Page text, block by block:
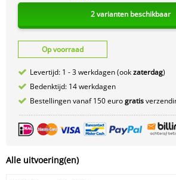
2 varianten beschikbaar
Op voorraad
Levertijd: 1 - 3 werkdagen (ookzaterdag)
Bedenktijd: 14 werkdagen
Bestellingen vanaf 150 eurogratis
Alle uitvoering(en)